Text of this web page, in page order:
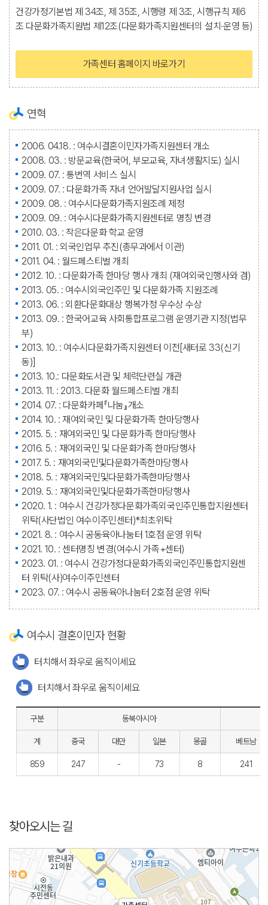
건강가정기본법 제 34조, 제 35조, 시행령 제 3조, 시행규칙 제6
조 다문화가족지원법 제12조(다문화가족지원센터의 설치·운영 등)
가족센터 홈페이지 바로가기
연혁
2006. 04.18. : 여수시결혼이민자가족지원센터 개소
2008. 03. : 방문교육(한국어, 부모교육, 자녀생활지도) 실시
2009. 07. : 통번역 서비스 실시
2009. 07. : 다문화가족 자녀 언어발달지원사업 실시
2009. 08. : 여수시다문화가족지원조례 제정
2009. 09. : 여수시다문화가족지원센터로 명칭 변경
2010. 03. : 작은다문화 학교 운영
2011. 01. : 외국인업무 추진(총무과에서 이관)
2011. 04. : 월드페스티벌 개최
2012. 10. : 다문화가족 한마당 행사 개최 (재여외국인행사와 겸)
2013. 05. : 여수시외국인주민 및 다문화가족 지원조례
2013. 06. : 외환다문화대상 행복가정 우수상 수상
2013. 09. : 한국어교육 사회통합프로그램 운영기관 지정(법무
부)
2013. 10. : 여수시다문화가족지원센터 이전[새터로 33(신기
동)]
2013. 10.: 다문화도서관 및 체력단련실 개관
2013. 11. : 2013. 다문화 월드페스티벌 개최
2014. 07. : 다문화카페『나눔』개소
2014. 10. : 재여외국민 및 다문화가족 한마당행사
2015. 5. : 재여외국민 및 다문화가족 한마당행사
2016. 5. : 재여외국민 및 다문화가족 한마당행사
2017. 5. : 재여외국민및다문화가족한마당행사
2018. 5. : 재여외국민및다문화가족한마당행사
2019. 5. : 재여외국민및다문화가족한마당행사
2020. 1. : 여수시 건강가정다문화가족외국인주민통합지원센터
위탁(사단법인 여수이주민센터)*최초위탁
2021. 8. : 여수시 공동육아나눔터 1호점 운영 위탁
2021. 10. : 센터명칭 변경(여수시 가족+센터)
2023. 01. : 여수시 건강가정다문화가족외국인주민통합지원센
터 위탁(사)여수이주민센터
2023. 07. : 여수시 공동육아나눔터 2호점 운영 위탁
여수시 결혼이민자 현황
터치해서 좌우로 움직이세요
터치해서 좌우로 움직이세요
구분 동북아시아
계 중국 대만 일본 몽골 베트남
859 247 - 73 8 241
찾아오시는 길